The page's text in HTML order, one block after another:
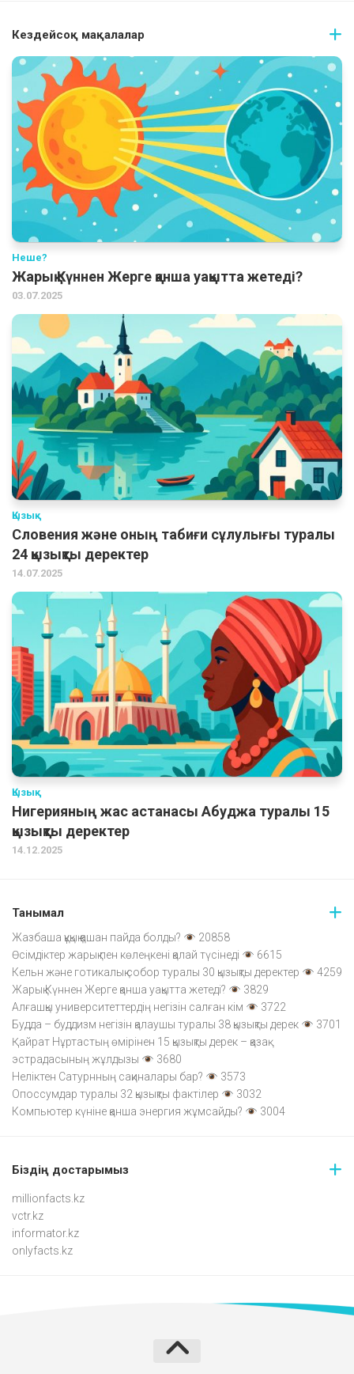
Кездейсоқ мақалалар
Неше?
Жарық Күннен Жерге қанша уақытта жетеді?
03.07.2025
Қызық
Словения және оның табиғи сұлулығы туралы
24 қызықты деректер
14.07.2025
Қызық
Нигерияның жас астанасы Абуджа туралы 15
қызықты деректер
14.12.2025
Танымал
Жазбаша құқық қашан пайда болды?
20858
Өсімдіктер жарық пен көлеңкені қалай түсінеді
6615
Кельн және готикалық собор туралы 30 қызықты деректер
4259
Жарық Күннен Жерге қанша уақытта жетеді?
3829
Алғашқы университеттердің негізін салған кім
3722
Будда – буддизм негізін қалаушы туралы 38 қызықты дерек
3701
Қайрат Нұртастың өмірінен 15 қызықты дерек – қазақ
эстрадасының жұлдызы
3680
Неліктен Сатурнның сақиналары бар?
3573
Опоссумдар туралы 32 қызықты фактілер
3032
Компьютер күніне қанша энергия жұмсайды?
3004
Біздің достарымыз
millionfacts.kz
vctr.kz
informator.kz
onlyfacts.kz